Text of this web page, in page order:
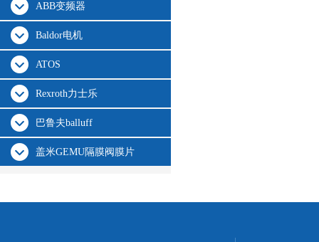
ABB变频器
Baldor电机
ATOS
Rexroth力士乐
巴鲁夫balluff
盖米GEMU隔膜阀膜片